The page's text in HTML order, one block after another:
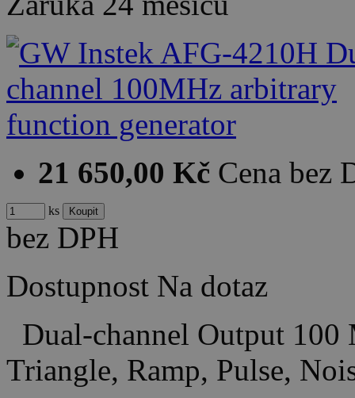
21 650,00 Kč Cena bez
ks
bez DPH
Dostupnost Na dotaz
Dual-channel Output
Triangle, Ramp, Pulse,